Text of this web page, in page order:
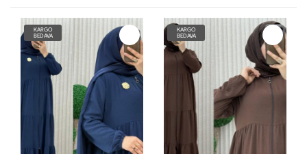
KARGO
BEDAVA
KARGO
BEDAVA